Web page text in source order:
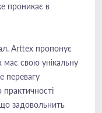
проникає в
Arttex пропонує
має свою унікальну
перевагу
задовольнить